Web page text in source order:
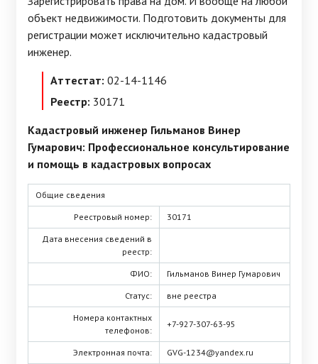
объект недвижимости. Подготовить документы для
регистрации может исключительно кадастровый
инженер.
Аттестат: 02-14-1146
Реестр: 30171
Кадастровый инженер Гильманов Винер
Гумарович: Профессиональное консультирование
и помощь в кадастровых вопросах
Общие сведения
Реестровый номер: 30171
Дата внесения сведений в
реестр:
ФИО: Гильманов Винер Гумарович
Статус: вне реестра
Номера контактных
телефонов:
+7-927-307-63-95
Электронная почта: GVG-1234@yandex.ru